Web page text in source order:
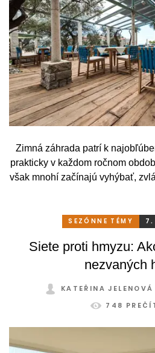
Zimná záhrada patrí k
prakticky v každom ročnom
však mnohí začínajú vyhýbať,
stačí relatívne málo. So
pohodlne a bez
SEZÓNNE TÉMY 7.
Siete proti hmyzu:
nezvaných
KATEŘINA JELENOVÁ
748